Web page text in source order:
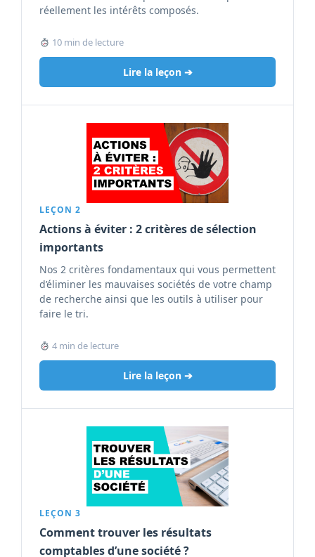
réellement les intérêts composés.
10 min de lecture
Lire la leçon ➔
LEÇON 2
Actions à éviter : 2 critères de sélection
importants
Nos 2 critères fondamentaux qui vous permettent
d’éliminer les mauvaises sociétés de votre champ
de recherche ainsi que les outils à utiliser pour
faire le tri.
4 min de lecture
Lire la leçon ➔
LEÇON 3
Comment trouver les résultats
comptables d’une société ?